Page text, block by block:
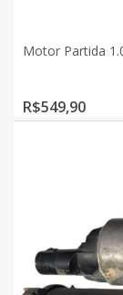
Motor Partida
R$549,90